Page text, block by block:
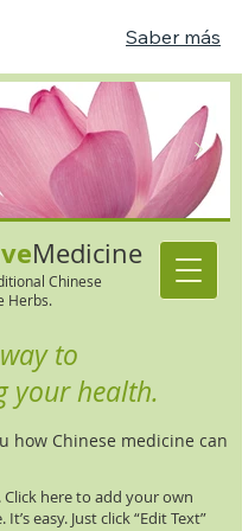
Saber más